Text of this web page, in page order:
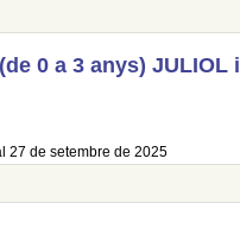
0 a 3 anys) JULIOL i
27 de setembre de 2025